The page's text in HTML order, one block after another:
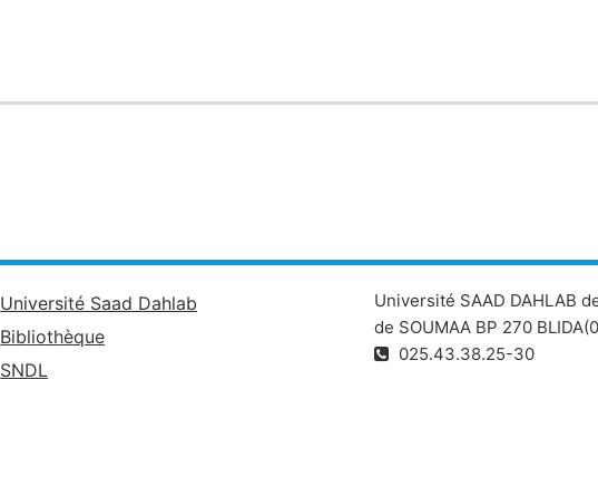
Université Saad Dahlab
Bibliothèque
SNDL
Université SAAD DAHLAB
de SOUMAA BP 270
025.43.38.25-30